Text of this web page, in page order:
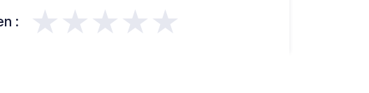
: ★★★★★